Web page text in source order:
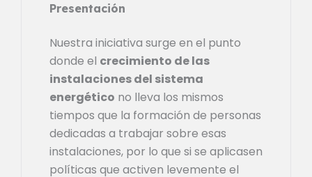
Presentación
Nuestra iniciativa surge en el punto
donde el crecimiento de las
instalaciones del sistema
energético no lleva los mismos
tiempos que la formación de personas
dedicadas a trabajar sobre esas
instalaciones, por lo que si se aplicasen
políticas que activen levemente el